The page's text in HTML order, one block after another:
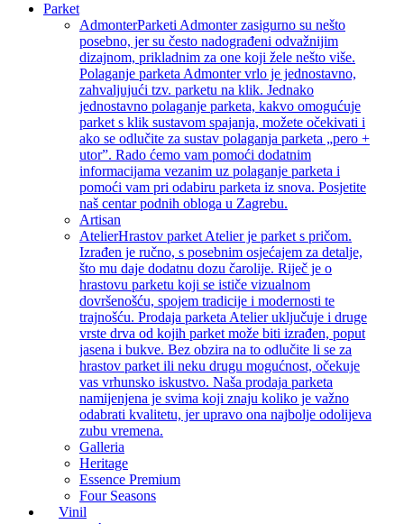
Parket
AdmonterParketi Admonter zasigurno su nešto
posebno, jer su često nadograđeni odvažnijim
dizajnom, prikladnim za one koji žele nešto više.
Polaganje parketa Admonter vrlo je jednostavno,
zahvaljujući tzv. parketu na klik. Jednako
jednostavno polaganje parketa, kakvo omogućuje
parket s klik sustavom spajanja, možete očekivati i
ako se odlučite za sustav polaganja parketa „pero +
utor”. Rado ćemo vam pomoći dodatnim
informacijama vezanim uz polaganje parketa i
pomoći vam pri odabiru parketa iz snova. Posjetite
naš centar podnih obloga u Zagrebu.
Artisan
AtelierHrastov parket Atelier je parket s pričom.
Izrađen je ručno, s posebnim osjećajem za detalje,
što mu daje dodatnu dozu čarolije. Riječ je o
hrastovu parketu koji se ističe vizualnom
dovršenošću, spojem tradicije i modernosti te
trajnošću. Prodaja parketa Atelier uključuje i druge
vrste drva od kojih parket može biti izrađen, poput
jasena i bukve. Bez obzira na to odlučite li se za
hrastov parket ili neku drugu mogućnost, očekuje
vas vrhunsko iskustvo. Naša prodaja parketa
namijenjena je svima koji znaju koliko je važno
odabrati kvalitetu, jer upravo ona najbolje odolijeva
zubu vremena.
Galleria
Heritage
Essence Premium
Four Seasons
Vinil